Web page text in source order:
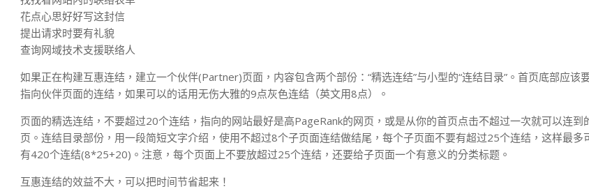
花点心思好好写这封信
提出请求时要有礼貌
查询网域技术支援联络人
如果正在构建互惠连结，建立一个伙伴(Partner)页面，内容包含两个部份：“精选连结”与小型的“连结目录”。首页底部应该
指向伙伴页面的连结，如果可以的话用无伤大雅的9点灰色连结（英文用8点）。
页面的精选连结，不要超过20个连结，指向的网站最好是高PageRank的网页，或是从你的首页点击不超过一次就可以连到
页。连结目录部份，用一段简短文字介绍，使用不超过8个子页面连结做结尾，每个子页面不要有超过25个连结，这样最多
有420个连结(8*25+20)。注意，每个页面上不要放超过25个连结，还要给子页面一个有意义的分类标题。
互惠连结的效益不大，可以把时间节省起来！